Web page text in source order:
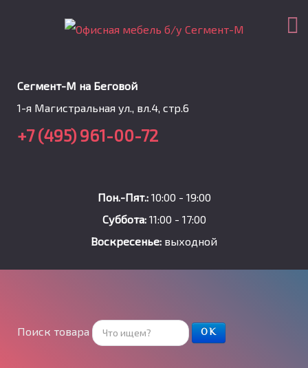
Сегмент-М на Беговой
1-я Магистральная ул., вл.4, стр.6
+7 (495) 961-00-72
Пон.-Пят.: 10:00 - 19:00
Суббота:11:00 - 17:00
Воскресенье: выходной
Поиск товара ОК